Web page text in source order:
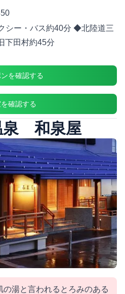
ー・バス約40分 ◆北陸道三
田村約45分
を確認する
確認する
泉 和泉屋
の湯と言われるとろみのある